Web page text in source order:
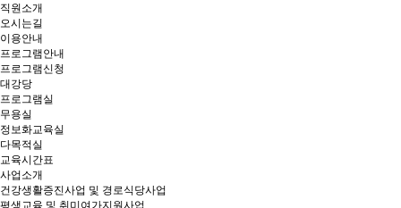
직원소개
오시는길
이용안내
프로그램안내
프로그램신청
대강당
프로그램실
무용실
정보화교육실
다목적실
교육시간표
사업소개
건강생활증진사업 및 경로식당사업
평생교육 및 취미여가지원사업